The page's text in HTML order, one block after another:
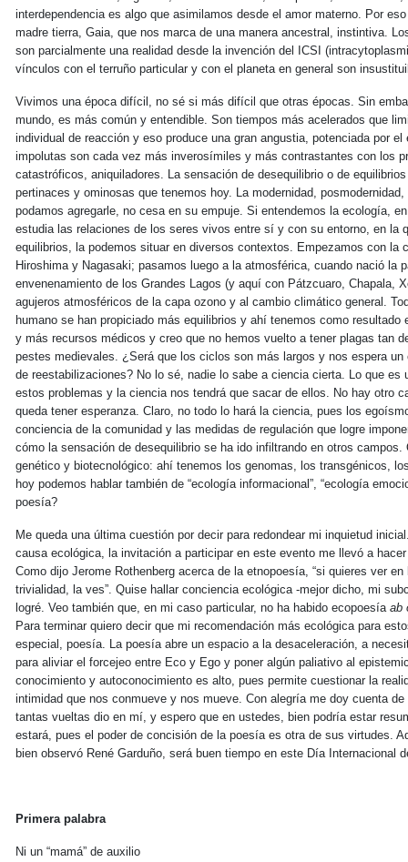
interdependencia es algo que asimilamos desde el amor materno. Por
madre tierra, Gaia, que nos marca de una manera ancestral, instintiva.
son parcialmente una realidad desde la invención del ICSI
vínculos con el terruño particular y con el planeta en general son
Vivimos una época difícil, no sé si más difícil que otras épocas. Sin
mundo, es más común y entendible. Son tiempos más acelerados que
individual de reacción y eso produce una gran angustia, potenciada por
impolutas son cada vez más inverosímiles y más contrastantes con los
catastróficos, aniquiladores. La sensación de desequilibrio o de
pertinaces y ominosas que tenemos hoy. La modernidad,
podamos agregarle, no cesa en su empuje. Si entendemos la ecología,
estudia las relaciones de los seres vivos entre sí y con su entorno, en la
equilibrios, la podemos situar en diversos contextos. Empezamos con la
Hiroshima y Nagasaki; pasamos luego a la atmosférica, cuando nació la
envenenamiento de los Grandes Lagos (y aquí con Pátzcuaro, Chapala,
agujeros atmosféricos de la capa ozono y al cambio climático general.
humano se han propiciado más equilibrios y ahí tenemos como
y más recursos médicos y creo que no hemos vuelto a tener plagas tan
pestes medievales. ¿Será que los ciclos son más largos y nos espera
de reestabilizaciones? No lo sé, nadie lo sabe a ciencia cierta. Lo que es
estos problemas y la ciencia nos tendrá que sacar de ellos. No hay otro
queda tener esperanza. Claro, no todo lo hará la ciencia, pues los
conciencia de la comunidad y las medidas de regulación que logre
cómo la sensación de desequilibrio se ha ido infiltrando en otros
genético y biotecnológico: ahí tenemos los genomas, los transgénicos,
hoy podemos hablar también de “ecología informacional”, “ecología
poesía?
Me queda una última cuestión por decir para redondear mi inquietud
causa ecológica, la invitación a participar en este evento me llevó a
Como dijo Jerome Rothenberg acerca de la etnopoesía, “si quieres ver
trivialidad, la ves”. Quise hallar conciencia ecológica -mejor dicho, mi
logré. Veo también que, en mi caso particular, no ha habido ecopoesía ab
Para terminar quiero decir que mi recomendación más ecológica para
especial, poesía. La poesía abre un espacio a la desaceleración, a
para aliviar el forcejeo entre Eco y Ego y poner algún paliativo al
conocimiento y autoconocimiento es alto, pues permite cuestionar la
intimidad que nos conmueve y nos mueve. Con alegría me doy cuenta
tantas vueltas dio en mí, y espero que en ustedes, bien podría estar
estará, pues el poder de concisión de la poesía es otra de sus virtudes.
bien observó René Garduño, será buen tiempo en este Día Internacional
Primera palabra
Ni un “mamá” de auxilio